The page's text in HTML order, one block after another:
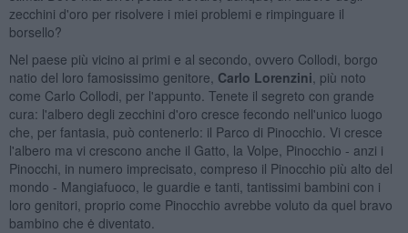
zecchini d'oro per risolvere i miei problemi e rimpinguare il
borsello?
Nel paese più vicino ai primi e al secondo, ovvero Collodi, borgo
natio del loro famosissimo genitore, Carlo Lorenzini , più noto
come Carlo Collodi, per l'appunto. Tenete il segreto con grande
cura: l'albero degli zecchini d'oro cresce fecondo nell'unico luogo
che, per fantasia, può contenerlo: il Parco di Pinocchio. Vi cresce
l'albero ma vi crescono anche il Gatto, la Volpe, Pinocchio - anzi i
Pinocchi, in numero imprecisato, compreso il Pinocchio più alto del
mondo - Mangiafuoco, le guardie e tanti, tantissimi bambini con i
loro genitori, proprio come Pinocchio avrebbe voluto da quel bravo
bambino che ė diventato.